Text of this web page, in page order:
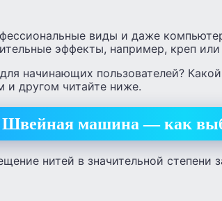
виды и даже
эффекты, например, креп
начинающих пользователей?
и другом читайте ниже.
Швейная машина — как
нитей в значительной степени